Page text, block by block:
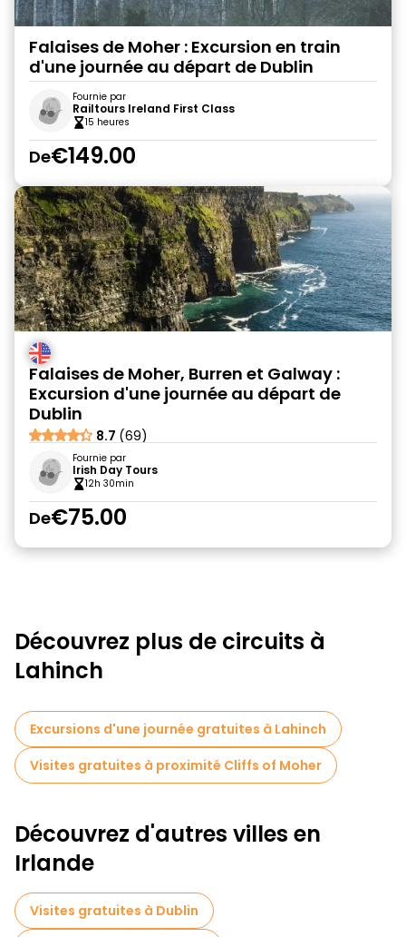
Falaises de Moher : Excursion en train
d'une journée au départ de Dublin
Fournie par
Railtours Ireland First Class
15 heures
De€149.00
Falaises de Moher, Burren et Galway :
Excursion d'une journée au départ de
Dublin
8.7 (69)
Fournie par
Irish Day Tours
12h 30min
De€75.00
Découvrez plus de circuits à
Lahinch
Excursions d'une journée gratuites à Lahinch
Visites gratuites à proximité Cliffs of Moher
Découvrez d'autres villes en
Irlande
Visites gratuites à Dublin